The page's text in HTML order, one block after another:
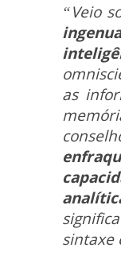
“Veio
as
sintaxe